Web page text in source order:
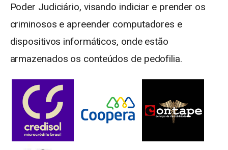
Poder Judiciário, visando indiciar e prender os
criminosos e apreender computadores e
dispositivos informáticos, onde estão
armazenados os conteúdos de pedofilia.